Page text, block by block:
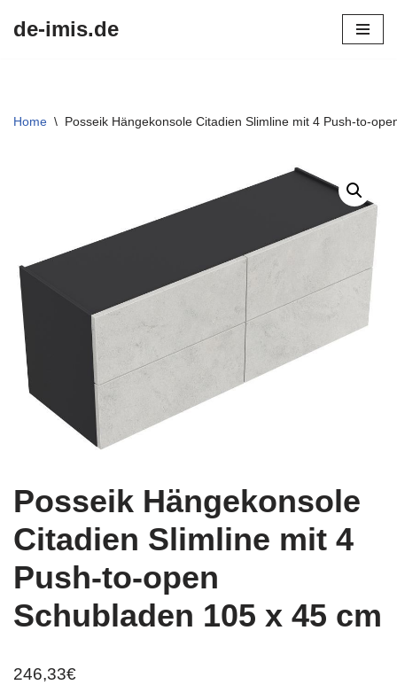
de-imis.de
Home \ Posseik Hängekonsole Citadien Slimline mit 4 Push-to-
Posseik Hängekonsole
Citadien Slimline mit 4
Push-to-open
Schubladen 105 x 45 cm
246,33€